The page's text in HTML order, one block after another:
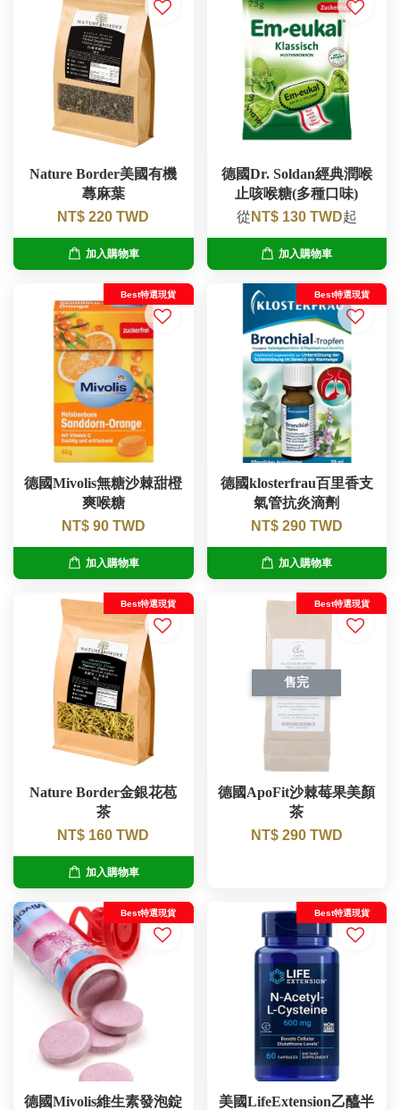
Nature Border美國有機
蕁麻葉
NT$ 220 TWD
加入購物車
德國Dr. Soldan經典潤喉
止咳喉糖(多種口味)
從 NT$ 130 TWD起
加入購物車
Best特選現貨
德國Mivolis無糖沙棘甜橙
爽喉糖
NT$ 90 TWD
加入購物車
Best特選現貨
德國klosterfrau百里香支
氣管抗炎滴劑
NT$ 290 TWD
加入購物車
Best特選現貨
Nature Border金銀花苞
茶
NT$ 160 TWD
加入購物車
售完
Best特選現貨
德國ApoFit沙棘莓果美顏
茶
NT$ 290 TWD
Best特選現貨
德國Mivolis維生素發泡錠
Best特選現貨
美國LifeExtension乙醯半